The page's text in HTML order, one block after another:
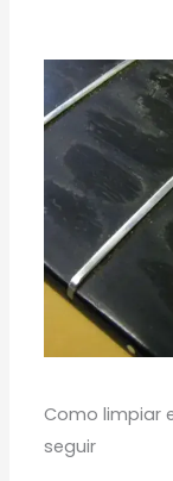
Como limpiar
seguir